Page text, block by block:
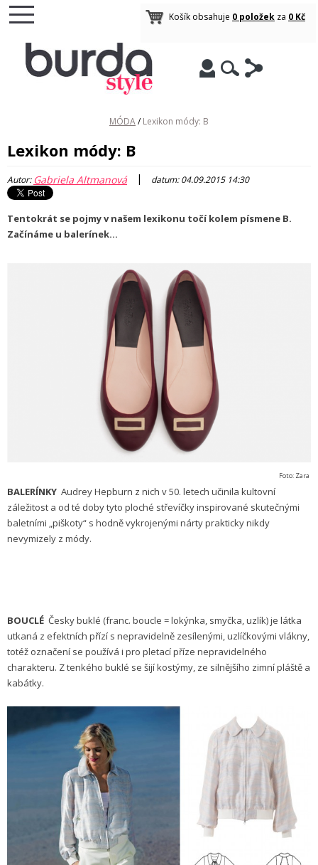
Košík obsahuje 0 položek za 0 Kč
MÓDA/ Lexikon módy: B
Lexikon módy: B
Autor: Gabriela Altmanová | datum: 04.09.2015 14:30
Tentokrát se pojmy v našem lexikonu točí kolem písmene B.
Začínáme u balerínek...
Foto: Zara
BALERÍNKY Audrey Hepburn z nich v 50. letech učinila kultovní
záležitost a od té doby tyto ploché střevíčky inspirované skutečnými
baletními „piškoty“ s hodně vykrojenými nárty prakticky nikdy
nevymizely z módy.
BOUCLÉ Česky buklé (franc. boucle = lokýnka, smyčka, uzlík) je látka
utkaná z efektních přízí s nepravidelně zesílenými, uzlíčkovými vlákny,
totéž označení se používá i pro pletací příze nepravidelného
charakteru. Z tenkého buklé se šijí kostýmy, ze silnějšího zimní pláště a
kabátky.